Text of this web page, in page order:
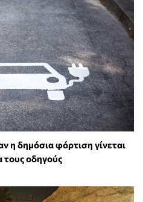
η δημόσια φόρτιση γίνεται
τους οδηγούς